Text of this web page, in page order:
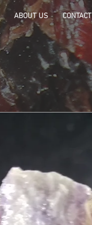
ABOUT US CONTACT